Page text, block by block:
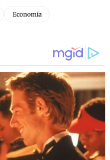
Economía